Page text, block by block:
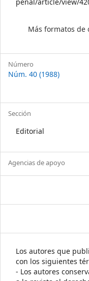
Más formatos de
Número
Núm. 40 (1988)
Sección
Editorial
Agencias de apoyo
Los autores que
con los siguientes
- Los autores